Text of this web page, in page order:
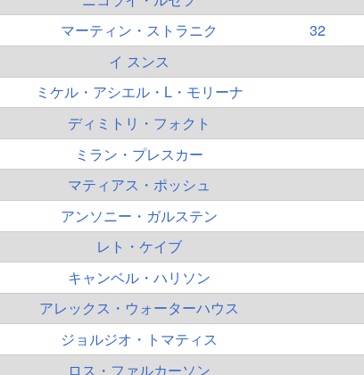
マーティン・ストラニク 32
イ スンス
ミケル・アシエル・L・モリーナ
ディミトリ・フォクト
ミラン・プレスカー
マティアス・ポッシュ
アンソニー・ガルステン
レト・ケイブ
キャンベル・ハリソン
アレックス・ウォーターハウス
ジョルジオ・トマティス
ロス・ファルカーソン